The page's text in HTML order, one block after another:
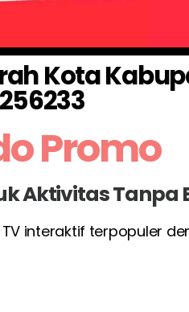
Kota
Promo
Aktivitas Tanpa
interaktif terpopuler